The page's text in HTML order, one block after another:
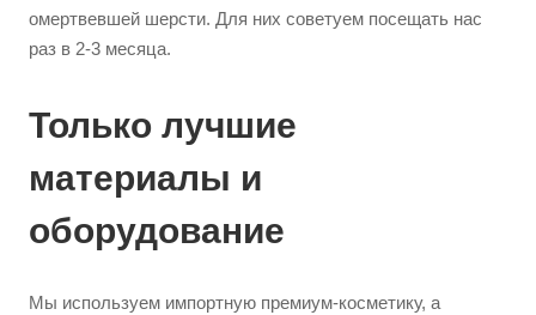
омертвевшей шерсти. Для них советуем посещать нас
раз в 2-3 месяца.
Только лучшие
материалы и
оборудование
Мы используем импортную премиум-косметику, а